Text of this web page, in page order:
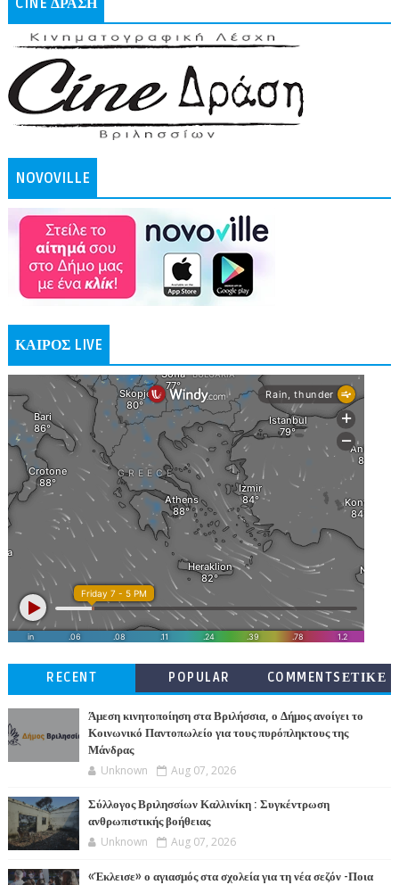
NOVOVILLE
ΚΑΙΡΟΣ LIVE
RECENT POPULAR
COMMENTSΕΤΙΚΕ
Άμεση κινητοποίηση στα Βριλήσσια, ο Δήμος ανοίγει το
Κοινωνικό Παντοπωλείο για τους πυρόπληκτους της
Μάνδρας
Unknown Aug 07, 2026
Σύλλογος Βριλησσίων Καλλινίκη : Συγκέντρωση
ανθρωπιστικής βοήθειας
Unknown Aug 07, 2026
«Έκλεισε» ο αγιασμός στα σχολεία για τη νέα σεζόν -Ποια